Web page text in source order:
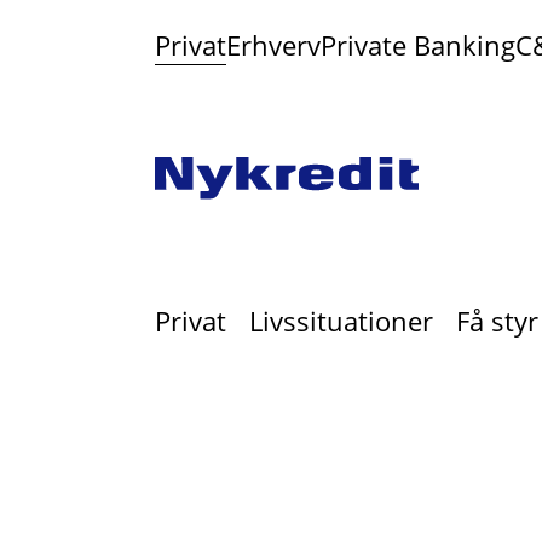
PrivatErhvervPrivate Banking
Privat Livssituationer Få